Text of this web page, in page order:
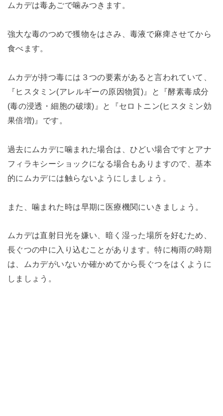
ムカデは毒あごで噛みつきます。
強大な毒のつめで獲物をはさみ、毒液で麻痺させてから
食べます。
ムカデが持つ毒には３つの要素があると言われていて、
『ヒスタミン(アレルギーの原因物質)』と『酵素毒成分
(毒の浸透・細胞の破壊)』と『セロトニン(ヒスタミン効
果倍増)』です。
過去にムカデに噛まれた場合は、ひどい場合ですとアナ
フィラキシーショックになる場合もありますので、基本
的にムカデには触らないようにしましょう。
また、噛まれた時は早期に医療機関にいきましょう。
ムカデは直射日光を嫌い、暗く湿った場所を好むため、
長ぐつの中に入り込むことがあります。特に梅雨の時期
は、ムカデがいないか確かめてから長ぐつをはくように
しましょう。